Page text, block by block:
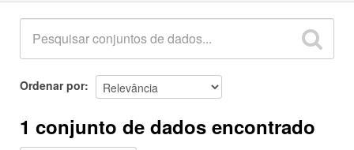
Ordenar por
1 conjunto de dados encontrado